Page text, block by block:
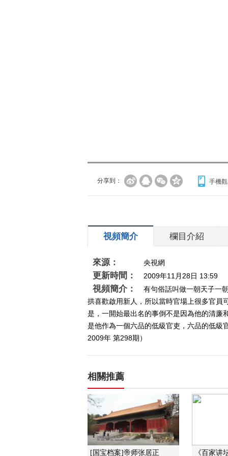
分享到： 手機
視頻簡介 欄目介紹
來源： 央視網
更新時間： 2009年11月28日 13:59
視頻簡介：
有句俗話叫做一朝天子一
拱喜歡啟用新人，所以當時官場上很多官員
是，一開始最出名的事倒不是因為他的清廉
是他作為一個六品的低級官吏，六品的低級
2009年 第298期）
相關推薦
[国宝档案]帝师张居正 《百家讲